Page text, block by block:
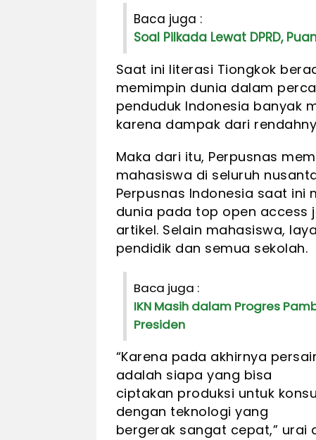
Baca juga :
Soal Pilkada Lewat DPRD,
Saat ini literasi Tiongkok
memimpin dunia dalam
penduduk Indonesia banyak
karena dampak dari
Maka dari itu, Perpusnas
mahasiswa di seluruh
Perpusnas Indonesia saat
dunia pada top open access
artikel. Selain mahasiswa,
pendidik dan semua sekolah.
Baca juga :
IKN Masih dalam Progres
Presiden
“Karena pada akhirnya
adalah siapa yang bisa
ciptakan produksi untuk
dengan teknologi yang
bergerak sangat cepat,” urai